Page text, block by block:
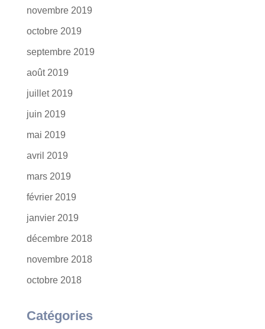
novembre 2019
octobre 2019
septembre 2019
août 2019
juillet 2019
juin 2019
mai 2019
avril 2019
mars 2019
février 2019
janvier 2019
décembre 2018
novembre 2018
octobre 2018
Catégories